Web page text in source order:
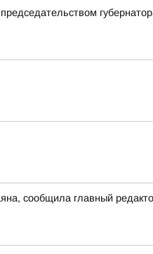
сообщила главный